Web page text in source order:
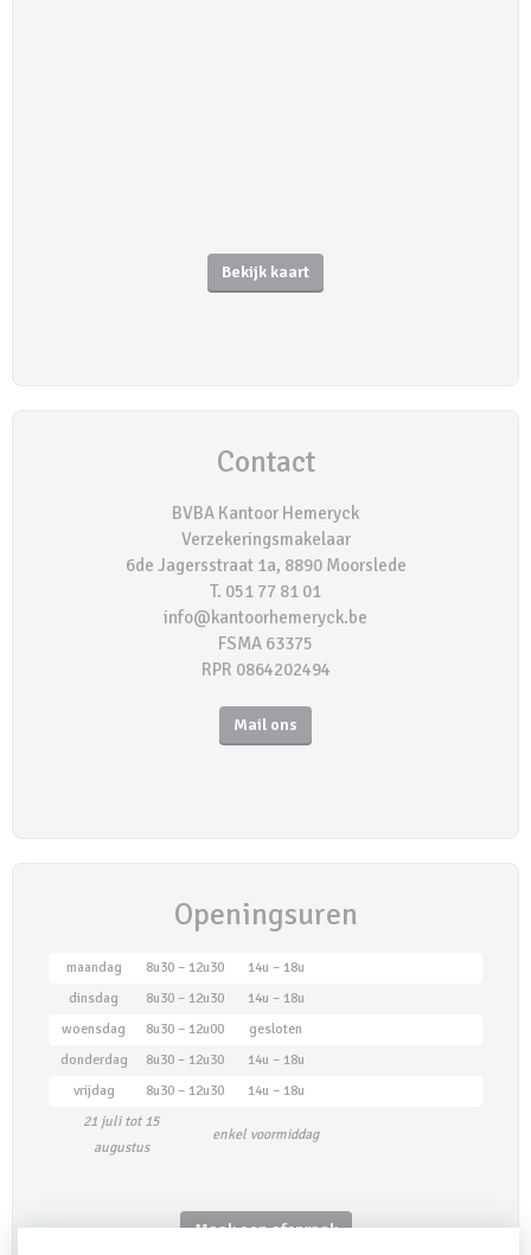
Bekijk kaart
Contact
BVBA Kantoor Hemeryck
Verzekeringsmakelaar
6de Jagersstraat 1a, 8890 Moorslede
T. 051 77 81 01
info@kantoorhemeryck.be
FSMA 63375
RPR 0864202494
Mail ons
Openingsuren
maandag 8u30 – 12u30
14u – 18u
dinsdag
8u30 – 12u30
14u – 18u
woensdag
8u30 – 12u00
gesloten
donderdag
8u30 – 12u30
14u – 18u
vrijdag
8u30 – 12u30
14u – 18u
21 juli tot 15
augustus
enkel voormiddag
Maak een afspraak